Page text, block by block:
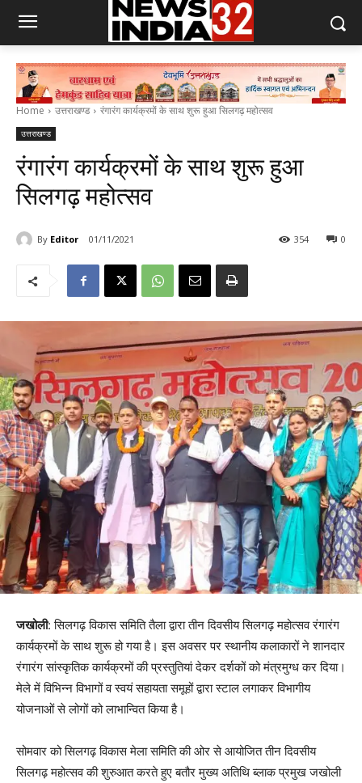
Home उत्तराखण्ड रंगारंग कार्यक्रमों के साथ शुरू हुआ सिलगढ़ महोत्सव
उत्तराखण्ड
रंगारंग कार्यक्रमों के साथ शुरू हुआ
सिलगढ़ महोत्सव
By Editor 01/11/2021 0
354
जखोली: सिलगढ़ विकास समिति तैला द्वारा तीन दिवसीय सिलगढ़ महोत्सव रंगारंग
कार्यक्रमों के साथ शुरू हो गया है। इस अवसर पर स्थानीय कलाकारों ने शानदार
रंगारंग सांस्कृतिक कार्यक्रमों की प्रस्तुतियां देकर दर्शकों को मंत्रमुग्ध कर दिया।
मेले में विभिन्न विभागों व स्वयं सहायता समूहों द्वारा स्टाल लगाकर विभागीय
योजनाओं से लोगों को लाभान्वित किया है।
सोमवार को सिलगढ़ विकास मेला समिति की ओर से आयोजित तीन दिवसीय
सिलगढ़ महोत्सव की शुरुआत करते हुए बतौर मुख्य अतिथि ब्लाक प्रमुख जखोली